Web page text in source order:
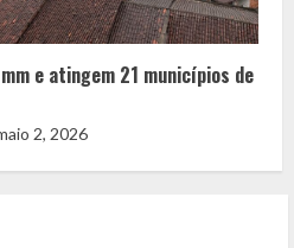
e atingem 21 municípios de
2, 2026